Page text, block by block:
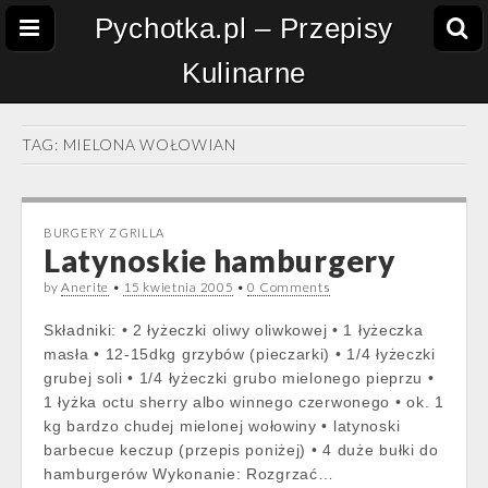
Pychotka.pl – Przepisy
Kulinarne
TAG: MIELONA WOŁOWIAN
BURGERY Z GRILLA
Latynoskie hamburgery
byAnerite • 15 kwietnia 2005 •0 Comments
Składniki: • 2 łyżeczki oliwy oliwkowej • 1 łyżeczka
masła • 12-15dkg grzybów (pieczarki) • 1/4 łyżeczki
grubej soli • 1/4 łyżeczki grubo mielonego pieprzu •
1 łyżka octu sherry albo winnego czerwonego • ok. 1
kg bardzo chudej mielonej wołowiny • latynoski
barbecue keczup (przepis poniżej) • 4 duże bułki do
hamburgerów Wykonanie: Rozgrzać…